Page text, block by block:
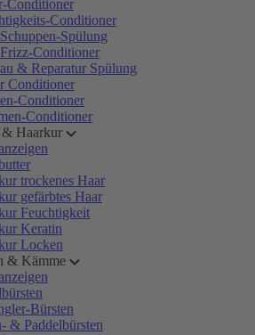
Conditioner
Conditioner
Spülung
Conditioner
& Reparatur Spülung
Conditioner
Conditioner
Conditioner
& Haarkur
trockenes Haar
gefärbtes Haar
Feuchtigkeit
Keratin
Locken
& Kämme
Bürsten
& Paddelbürsten